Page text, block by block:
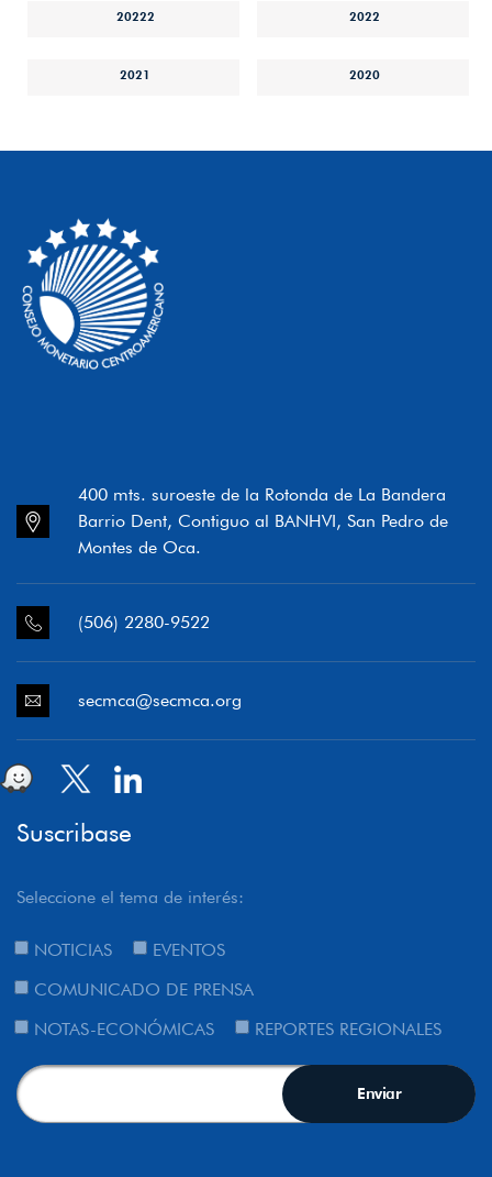
20222 2022
2021 2020
400 mts. suroeste de la Rotonda de La Bandera
Barrio Dent, Contiguo al BANHVI, San Pedro de
Montes de Oca.
(506) 2280-9522
secmca@secmca.org
Suscribase
Seleccione el tema de interés:
NOTICIAS
EVENTOS
COMUNICADO DE PRENSA
NOTAS-ECONÓMICAS
REPORTES REGIONALES